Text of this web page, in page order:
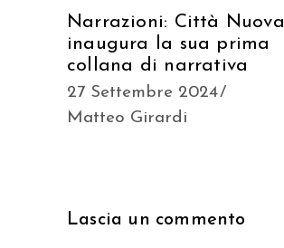
Narrazioni: Città Nuova
inaugura la sua prima
collana di narrativa
27 Settembre 2024
Matteo Girardi
Lascia un commento